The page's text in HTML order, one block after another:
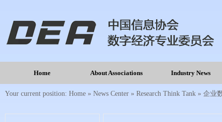
Home About Associations Industry News
Your current position: Home » News Center » Research Think Tank » 企业